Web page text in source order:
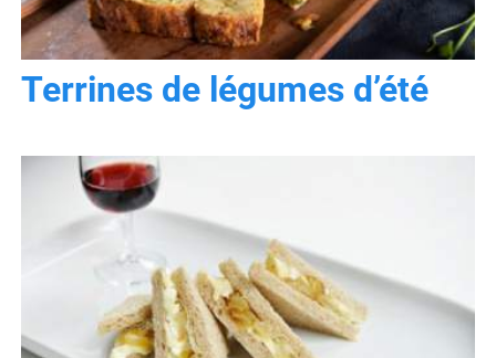
Terrines de légumes d’été